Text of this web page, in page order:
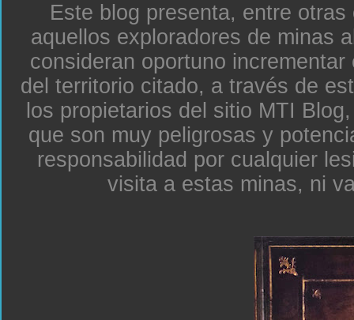
Este blog presenta, entre
aquellos exploradores de minas
consideran oportuno
del territorio citado, a través de
los propietarios del sitio MTI
que son muy peligrosas y
responsabilidad por cualquier
visita a estas minas, ni